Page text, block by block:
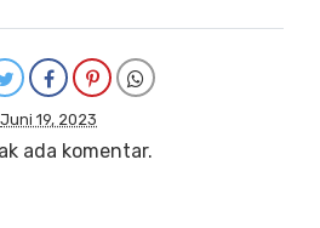
Juni 19, 2023
ada komentar.